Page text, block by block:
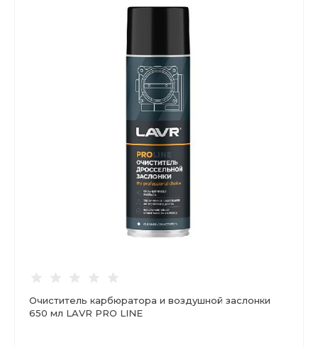
Очиститель карбюратора и воздушной заслонки
650 мл LAVR PRO LINE